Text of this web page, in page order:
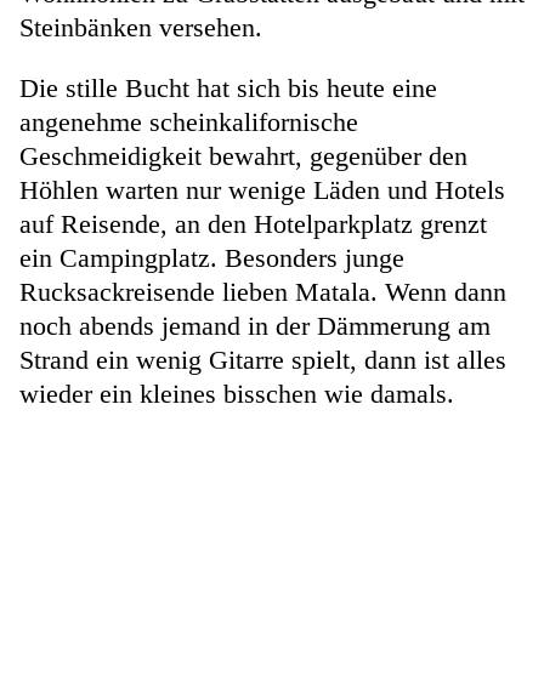
Steinbänken versehen.
Die stille Bucht hat sich bis heute eine
angenehme scheinkalifornische
Geschmeidigkeit bewahrt, gegenüber den
Höhlen warten nur wenige Läden und Hotels
auf Reisende, an den Hotelparkplatz grenzt
ein Campingplatz. Besonders junge
Rucksackreisende lieben Matala. Wenn dann
noch abends jemand in der Dämmerung am
Strand ein wenig Gitarre spielt, dann ist alles
wieder ein kleines bisschen wie damals.